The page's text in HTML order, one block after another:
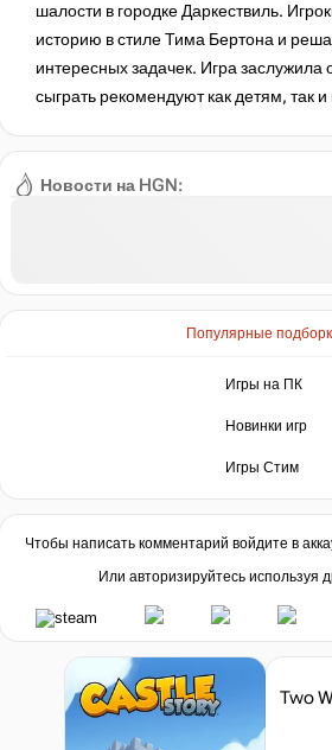
Новости на HGN:
Популярные
Игры на ПК
Новинки игр
Игры Стим
шалости в городке Даркествиль.
историю в стиле Тима Бертона и
интересных задачек. Игра заслужила
сыграть рекомендуют как детям, так
Чтобы написать комментарий войдите в
Или авторизируйтесь используя